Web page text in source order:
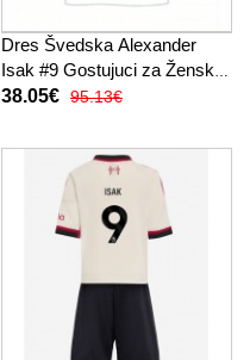
Dres Švedska Alexander
Isak #9 Gostujuci za Žensko
SP 2026 Kratak Rukav
38.05€ 95.13€